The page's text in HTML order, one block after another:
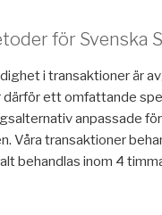
för Svenska
i transaktioner är
därför ett omfattande
anpassade
Våra transaktioner
behandlas inom 4